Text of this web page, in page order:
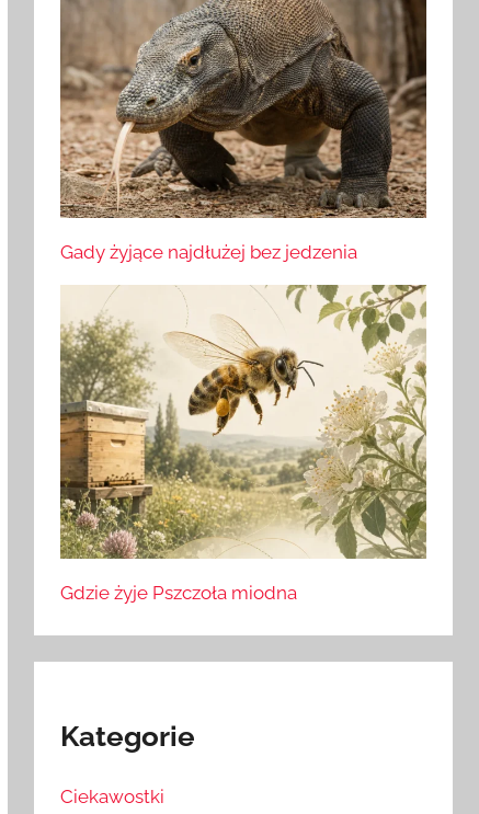
Gady żyjące najdłużej bez jedzenia
Gdzie żyje Pszczoła miodna
Kategorie
Ciekawostki